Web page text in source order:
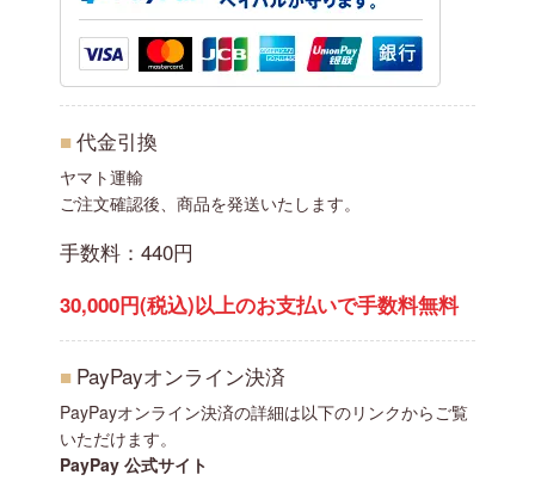
■代金引換
ヤマト運輸
ご注文確認後、商品を発送いたします。
手数料：440円
30,000円(税込)以上のお支払いで手数料無料
■ PayPayオンライン決済
PayPayオンライン決済の詳細は以下のリンクからご覧
いただけます。
PayPay 公式サイト